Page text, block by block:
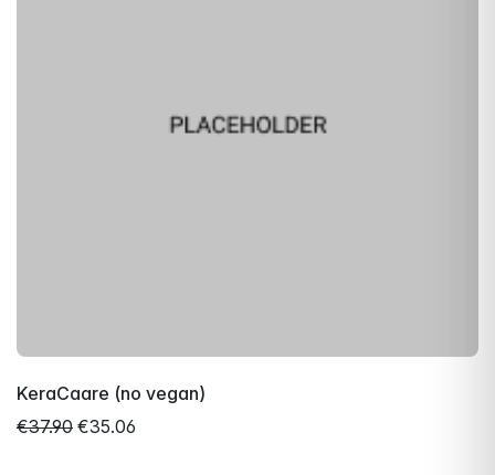
KeraCaare (no vegan)
€37.90 €35.06